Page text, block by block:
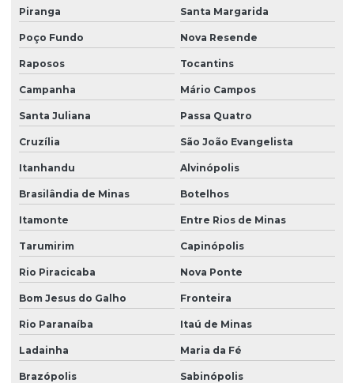
Piranga Santa Margarida
Poço Fundo Nova Resende
Raposos Tocantins
Campanha Mário Campos
Santa Juliana Passa Quatro
Cruzília São João Evangelista
Itanhandu Alvinópolis
Brasilândia de Minas Botelhos
Itamonte Entre Rios de Minas
Tarumirim Capinópolis
Rio Piracicaba Nova Ponte
Bom Jesus do Galho Fronteira
Rio Paranaíba Itaú de Minas
Ladainha Maria da Fé
Brazópolis Sabinópolis